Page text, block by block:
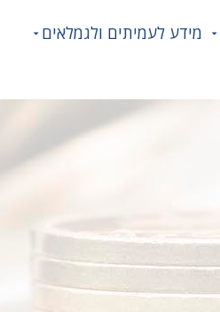
מידע לעמיתים ולגמלאים